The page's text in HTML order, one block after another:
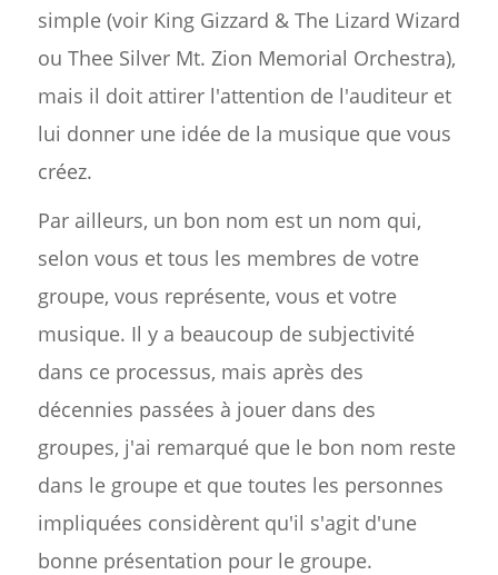
simple (voir King Gizzard & The Lizard Wizard
ou Thee Silver Mt. Zion Memorial Orchestra),
mais il doit attirer l'attention de l'auditeur et
lui donner une idée de la musique que vous
créez.
Par ailleurs, un bon nom est un nom qui,
selon vous et tous les membres de votre
groupe, vous représente, vous et votre
musique. Il y a beaucoup de subjectivité
dans ce processus, mais après des
décennies passées à jouer dans des
groupes, j'ai remarqué que le bon nom reste
dans le groupe et que toutes les personnes
impliquées considèrent qu'il s'agit d'une
bonne présentation pour le groupe.